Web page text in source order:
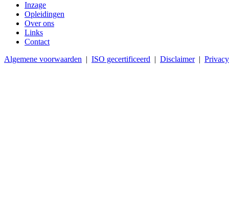
Inzage
Opleidingen
Over ons
Links
Contact
Algemene voorwaarden | ISO gecertificeerd | Disclaimer|